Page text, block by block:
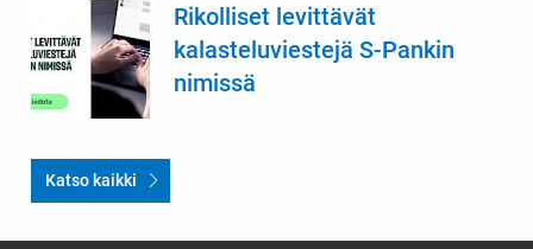
Rikolliset levittävät
kalasteluviestejä S-Pankin
nimissä
Katso kaikki